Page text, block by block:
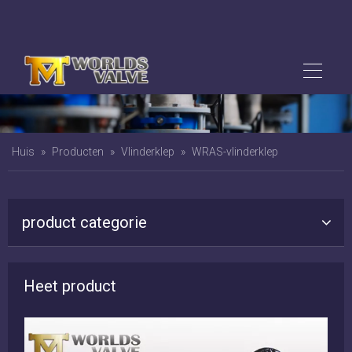
Huis » Producten » Vlinderklep » WRAS-vlinderklep
product categorie
Heet product